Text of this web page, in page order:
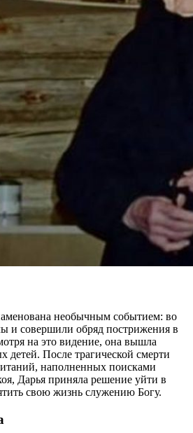
необычным событием: во
и совершили обряд пострижения в
на это видение, она вышла
детей. После трагической смерти
наполненных поисками
Дарья приняла решение уйти в
свою жизнь служению Богу.